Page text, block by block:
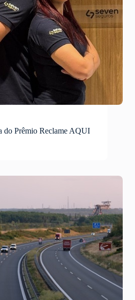
do Prêmio Reclame AQUI